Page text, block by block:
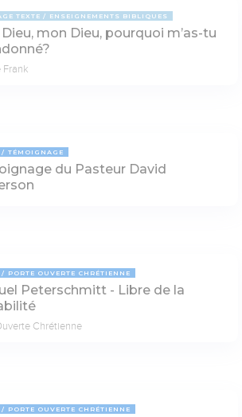
TEXTE ENSEIGNEMENTS BIBLIQUES
mon Dieu, pourquoi m’as-tu
Frank
TÉMOIGNAGE
du Pasteur David
PORTE OUVERTE CHRÉTIENNE
Peterschmitt - Libre de la
Chrétienne
PORTE OUVERTE CHRÉTIENNE